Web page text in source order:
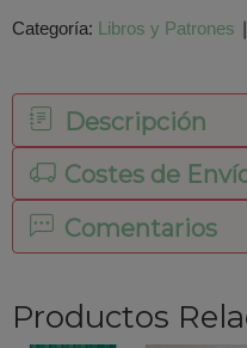
Categoría: Libros y Patrones |
Descripción
Costes de
Comentarios
Productos